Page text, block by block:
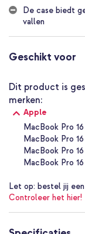
Slank en stijlvol
van de cover. Het
en zal dus geen
Gemaakt van
De cover
MacBook
Je behoudt het
slanke ontwerp
Door het
Inclusief 1 jaar
De case biedt
vallen
Geschikt voor
Dit product is
merken:
Apple
MacBook Pro
MacBook Pro
MacBook Pro
MacBook Pro
Let op: bestel jij
Controleer het hier!